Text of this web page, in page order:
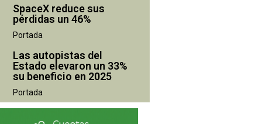
SpaceX reduce sus
pérdidas un 46%
Portada
Las autopistas del
Estado elevaron un 33%
su beneficio en 2025
Portada